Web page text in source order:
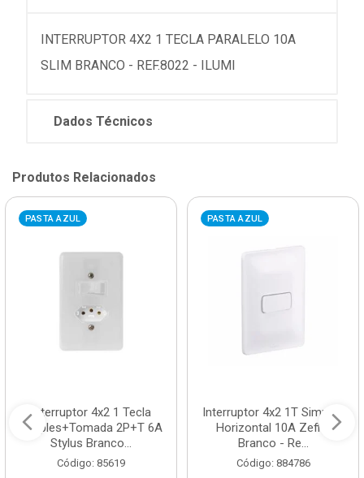
INTERRUPTOR 4X2 1 TECLA PARALELO 10A
SLIM BRANCO - REF.8022 - ILUMI
Dados Técnicos
Produtos Relacionados
PASTA AZUL
Interruptor 4x2 1 Tecla
Simples+Tomada 2P+T 6A
Stylus Branco...
Código: 85619
PASTA AZUL
Interruptor 4x2 1T Simples
Horizontal 10A Zeffia
Branco - Re...
Código: 884786